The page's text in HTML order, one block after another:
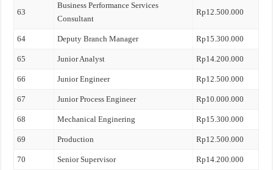
63
Business Performance Services
Consultant
Rp12.500.000
64 Deputy Branch Manager Rp15.300.000
65 Junior Analyst Rp14.200.000
66 Junior Engineer Rp12.500.000
67 Junior Process Engineer Rp10.000.000
68 Mechanical Enginering Rp15.300.000
69 Production Rp12.500.000
70 Senior Supervisor Rp14.200.000